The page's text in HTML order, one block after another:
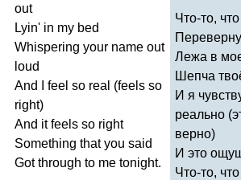
out
Lyin' in my bed
Whispering your name out
loud
And
feel so real (feels so
right)
And it feels so right
Something that you said
Got through to me tonight.
Что-то,
Лежа в
Шепча
И я
реально
верно)
И это
Что-то,